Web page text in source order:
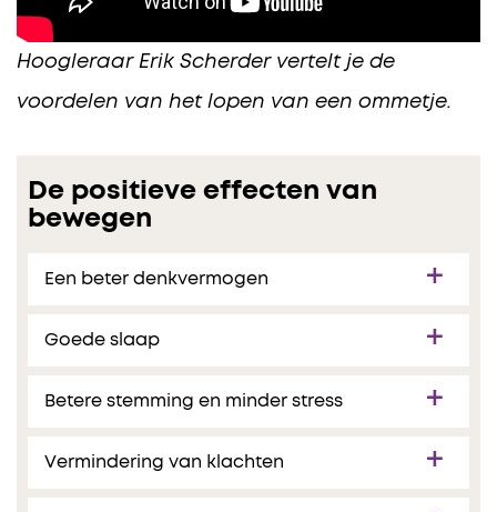
Hoogleraar Erik Scherder vertelt je de
voordelen van het lopen van een ommetje.
De positieve effecten van
bewegen
Een beter denkvermogen
Goede slaap
Betere stemming en minder stress
Vermindering van klachten